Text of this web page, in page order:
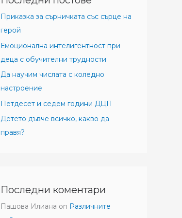
Приказка за сърничката със сърце на
герой
Емоционална интелигентност при
деца с обучителни трудности
Да научим числата с коледно
настроение
Петдесет и седем години ДЦП
Детето дъвче всичко, какво да
правя?
Последни коментари
Пашова Илиана on Различните